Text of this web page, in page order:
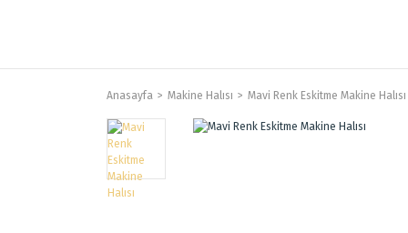
Anasayfa Makine Halısı Mavi Renk Eskitme Makine Halısı